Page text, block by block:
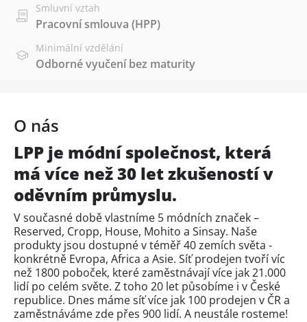
Smluvní vztah
Pracovní smlouva (HPP)
Minimální vzdělání
Odborné vyučení bez maturity
O nás
LPP je módní společnost, která
má více než 30 let zkušeností v
oděvním průmyslu.
V současné době vlastníme 5 módních značek –
Reserved, Cropp, House, Mohito a Sinsay. Naše
produkty jsou dostupné v téměř 40 zemích světa -
konkrétně Evropa, Africa a Asie. Síť prodejen tvoří víc
než 1800 poboček, které zaměstnávají více jak 21.000
lidí po celém světe. Z toho 20 let působíme i v České
republice. Dnes máme síť více jak 100 prodejen v ČR a
zaměstnáváme zde přes 900 lidí. A neustále rosteme!